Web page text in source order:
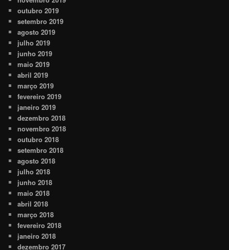
outubro 2019
setembro 2019
agosto 2019
julho 2019
junho 2019
maio 2019
abril 2019
março 2019
fevereiro 2019
janeiro 2019
dezembro 2018
novembro 2018
outubro 2018
setembro 2018
agosto 2018
julho 2018
junho 2018
maio 2018
abril 2018
março 2018
fevereiro 2018
janeiro 2018
dezembro 2017